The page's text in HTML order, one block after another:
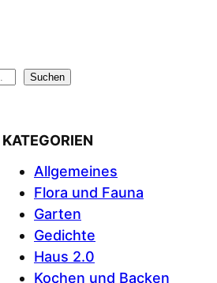
Suchen
KATEGORIEN
Allgemeines
Flora und Fauna
Garten
Gedichte
Haus 2.0
Kochen und Backen